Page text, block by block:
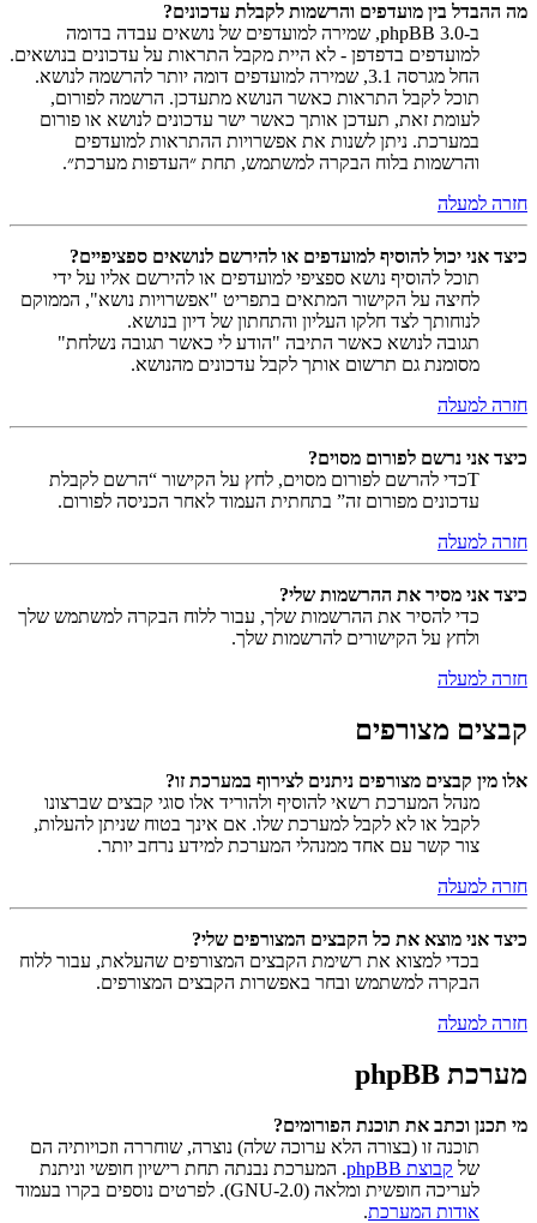
מה ההבדל בין מועדפים והרשמות לקבלת עדכונים?
ב-phpBB 3.0, שמירה למועדפים של נושאים עבדה בדומה
למועדפים בדפדפן - לא היית מקבל התראות על עדכונים בנושאים.
החל מגרסה 3.1, שמירה למועדפים דומה יותר להרשמה לנושא.
תוכל לקבל התראות כאשר הנושא מתעדכן. הרשמה לפורום,
לעומת זאת, תעדכן אותך כאשר ישר עדכונים לנושא או פורום
במערכת. ניתן לשנות את אפשרויות ההתראות למועדפים
והרשמות בלוח הבקרה למשתמש, תחת ״העדפות מערכת״.
חזרה למעלה
כיצד אני יכול להוסיף למועדפים או להירשם לנושאים ספציפיים?
תוכל להוסיף נושא ספציפי למועדפים או להירשם אליו על ידי
לחיצה על הקישור המתאים בתפריט "אפשרויות נושא", הממוקם
לנוחותך לצד חלקו העליון והתחתון של דיון בנושא.
תגובה לנושא כאשר התיבה "הודע לי כאשר תגובה נשלחת"
מסומנת גם תרשום אותך לקבל עדכונים מהנושא.
חזרה למעלה
כיצד אני נרשם לפורום מסוים?
Tכדי להרשם לפורום מסוים, לחץ על הקישור “הרשם לקבלת
עדכונים מפורום זה” בתחתית העמוד לאחר הכניסה לפורום.
חזרה למעלה
כיצד אני מסיר את ההרשמות שלי?
כדי להסיר את ההרשמות שלך, עבור ללוח הבקרה למשתמש שלך
ולחץ על הקישורים להרשמות שלך.
חזרה למעלה
קבצים מצורפים
אלו מין קבצים מצורפים ניתנים לצירוף במערכת זו?
מנהל המערכת רשאי להוסיף ולהוריד אלו סוגי קבצים שברצונו
לקבל או לא לקבל למערכת שלו. אם אינך בטוח שניתן להעלות,
צור קשר עם אחד ממנהלי המערכת למידע נרחב יותר.
חזרה למעלה
כיצד אני מוצא את כל הקבצים המצורפים שלי?
בכדי למצוא את רשימת הקבצים המצורפים שהעלאת, עבור ללוח
הבקרה למשתמש ובחר באפשרות הקבצים המצורפים.
חזרה למעלה
מערכת phpBB
מי תכנן וכתב את תוכנת הפורומים?
תוכנה זו (בצורה הלא ערוכה שלה) נוצרה, שוחררה וזכויותיה הם
של קבוצת phpBB
. המערכת נבנתה תחת רישיון חופשי וניתנת
לעריכה חופשית ומלאה (GNU-2.0). לפרטים נוספים בקרו בעמוד
אודות המערכת.